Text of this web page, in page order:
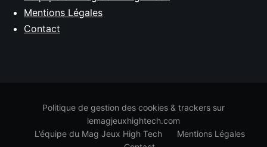
Mentions Légales
Contact
Politique de gestion des cookies & trackers sur
lemagjeuxhightech.com
L’équipe du Mag Jeux High Tech
Mentions Légales